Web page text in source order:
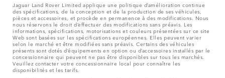
Jaguar Land Rover Limited applique une politique d’amélioration continue
des spécifications, de la conception et de la production de ses véhicules,
pièces et accessoires, et procède en permanence à des modifications. Nous
nous réservons le droit d’effectuer des modifications sans préavis. Les
informations, spécifications, motorisations et couleurs présentées sur ce site
Web sont basées sur les spécifications européennes. Elles peuvent varier
selon le marché et être modifiées sans préavis. Certains des véhicules
présents sont dotés d’équipements en option ou d’accessoires installés par le
concessionnaire qui peuvent ne pas être disponibles sur tous les marchés.
Veuillez contacter votre concessionnaire local pour connaître les
disponibilités et les tarifs.